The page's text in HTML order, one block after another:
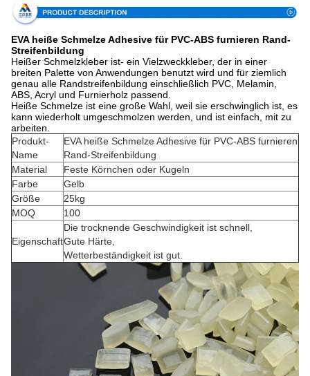
EVA heiße Schmelze Adhesive für PVC-ABS furnieren Rand-
Streifenbildung
Heißer Schmelzkleber ist- ein Vielzweckkleber, der in einer
breiten Palette von Anwendungen benutzt wird und für ziemlich
genau alle Randstreifenbildung einschließlich PVC, Melamin,
ABS, Acryl und Furnierholz passend.
Heiße Schmelze ist eine große Wahl, weil sie erschwinglich ist, es
kann wiederholt umgeschmolzen werden, und ist einfach, mit zu
arbeiten.
Produkt-
Name
EVA heiße Schmelze Adhesive für PVC-ABS furnieren
Rand-Streifenbildung
Material
Feste Körnchen oder Kugeln
Farbe
Gelb
Größe
25kg
MOQ
100
Eigenschaft
Die trocknende Geschwindigkeit ist schnell,
Gute Härte,
Wetterbeständigkeit ist gut.